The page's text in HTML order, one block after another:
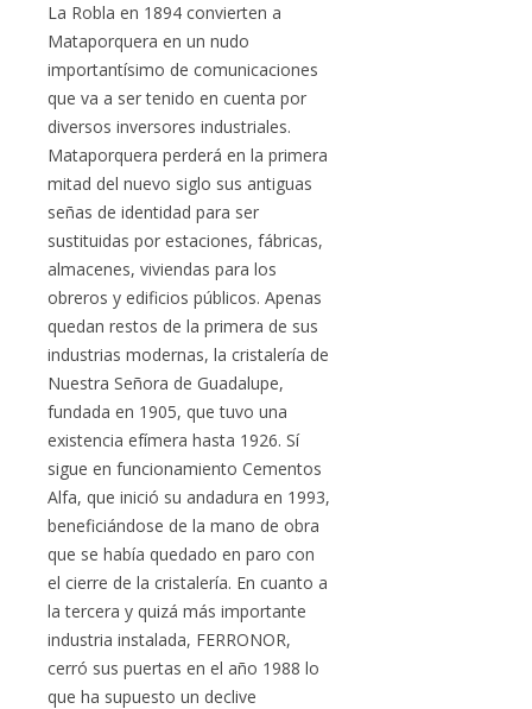
La Robla en 1894 convierten a
Mataporquera en un nudo
importantísimo de comunicaciones
que va a ser tenido en cuenta por
diversos inversores industriales.
Mataporquera perderá en la primera
mitad del nuevo siglo sus antiguas
señas de identidad para ser
sustituidas por estaciones, fábricas,
almacenes, viviendas para los
obreros y edificios públicos. Apenas
quedan restos de la primera de sus
industrias modernas, la cristalería de
Nuestra Señora de Guadalupe,
fundada en 1905, que tuvo una
existencia efímera hasta 1926. Sí
sigue en funcionamiento Cementos
Alfa, que inició su andadura en 1993,
beneficiándose de la mano de obra
que se había quedado en paro con
el cierre de la cristalería. En cuanto a
la tercera y quizá más importante
industria instalada, FERRONOR,
cerró sus puertas en el año 1988 lo
que ha supuesto un declive